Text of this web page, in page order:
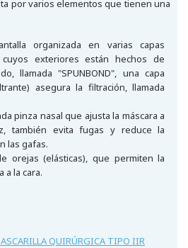
por varios elementos que tienen una
organizada en varias capas
cuyos exteriores están hechos de
llamada "SPUNBOND", una capa
asegura la filtración, llamada
pinza nasal que ajusta la máscara a
también evita fugas y reduce la
las gafas.
orejas (elásticas), que permiten la
a la cara.
QUIRÚRGICA TIPO IIR